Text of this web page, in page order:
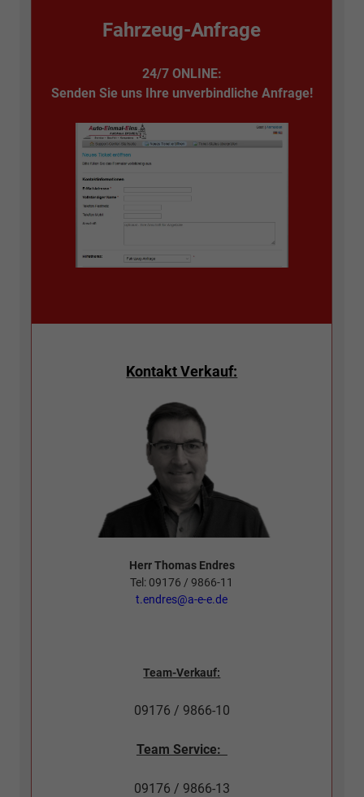
Fahrzeug-Anfrage
24/7 ONLINE:
Senden Sie uns Ihre unverbindliche Anfrage!
Kontakt Verkauf:
Herr Thomas Endres
Tel: 09176 / 9866-11
t.endres@a-e-e.de
Team-Verkauf:
09176 / 9866-10
Team Service:
09176 / 9866-13